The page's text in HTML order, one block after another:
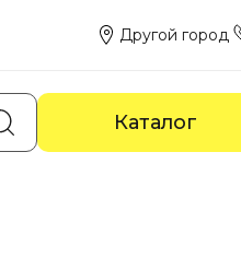
Другой город
Каталог